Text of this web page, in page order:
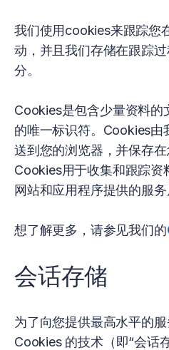
我们使用cookies来跟踪您
动，并且我们存储在跟踪
分。
Cookies是包含少量资料的
的唯一标识符。Cookies由
送到您的浏览器，并保存在
Cookies用于收集和跟踪资
网站和应用程序提供的服务
想了解更多，请参见我们的
会话存储
为了向您提供最高水平的
Cookies 的技术（即“会话